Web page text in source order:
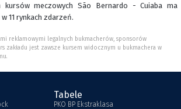
kursów meczowych São Bernardo - Cuiaba ma
11 rynkach zdarzeń.
reklamowymi legalnych bukmacherów, sponsorów
zakładu jest zawsze kursem widocznym u bukmachera w
Tabele
PKO BP Ekstraklasa